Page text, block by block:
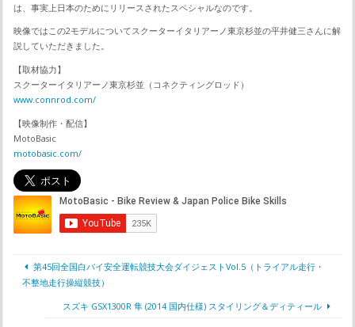
は、事実上日本のためにリリースされたスペシャルなのです。
映像ではこの2モデルについてスクーターイタリアーノ東京杉並の平井健三さんに解
説していただきました。
【取材協力】
スクーターイタリアーノ東京杉並（コネクティングロッド）
www.connrod.com/
【映像制作・配信】
MotoBasic
motobasic.com/
第45回全国白バイ安全運転競技大会ダイジェストVol.5（トライアル走行・
不整地走行操縦競技）
スズキ GSX1300R 隼 (2014 国内仕様) スタイリング＆ディティール